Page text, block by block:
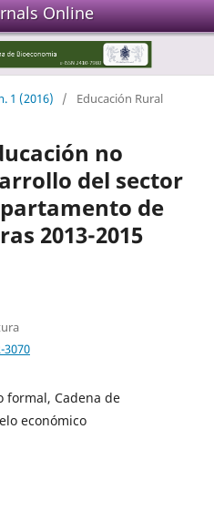
Online
1 (2016) / Educación Rural
no
del sector
de
2013-2015
formal, Cadena de
económico